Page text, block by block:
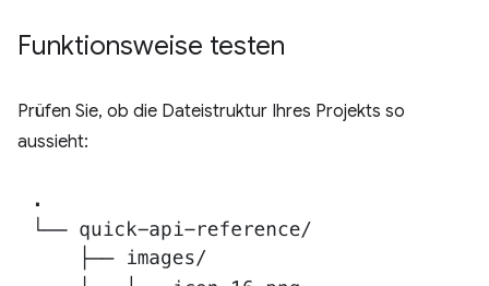
Funktionsweise testen
Prüfen Sie, ob die Dateistruktur Ihres Projekts so
aussieht: